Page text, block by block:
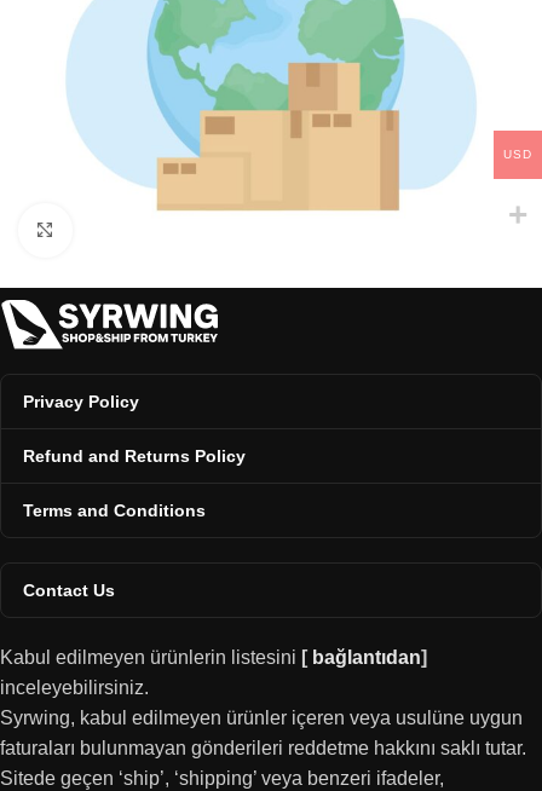
Privacy Policy
Refund and Returns Policy
Terms and Conditions
Contact Us
Kabul edilmeyen ürünlerin listesini [ bağlantıdan]
inceleyebilirsiniz.
Syrwing, kabul edilmeyen ürünler içeren veya usulüne uygun
faturaları bulunmayan gönderileri reddetme hakkını saklı tutar.
Sitede geçen ‘ship’, ‘shipping’ veya benzeri ifadeler,
USD